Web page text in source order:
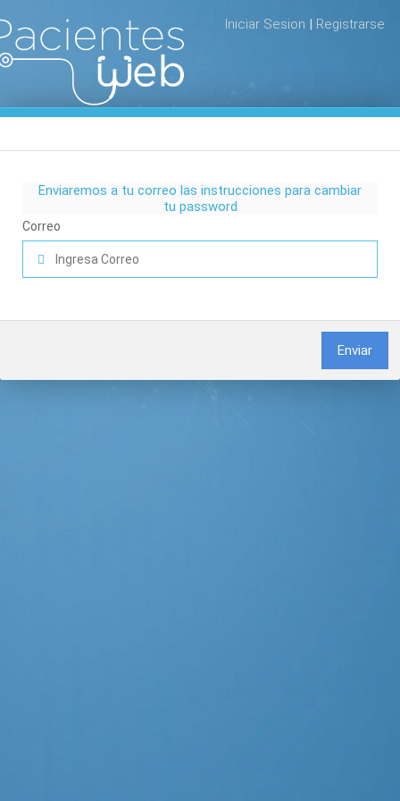
Iniciar Sesion | Registrarse
Enviaremos a tu correo las instrucciones para cambiar
tu password
Correo